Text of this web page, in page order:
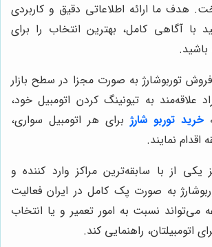
هدف ما ارائه اطلاعاتی دقیق و کاربردی
با آگاهی کامل، بهترین انتخاب را برای
توربوشارژ به صورت مجزا در سطح بازار
علاقه‌مند به تیونینگ کردن اتومبیل خود،
خرید توربو شارژ برای هر اتومبیل سواری،
نمایند.
یکی از با سابقه‌ترین مراکز وارد کننده و
به صورت پک کامل در ایران فعالیت
می‌تواند نسبت به امور تعمیر و یا انتخاب
اتومبیلتان، راهنمایی کند.